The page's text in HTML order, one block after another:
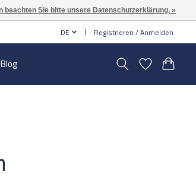
DE Registrieren / Anmelden
Blog
beachten Sie bitte unsere Datenschutzerklärung. »